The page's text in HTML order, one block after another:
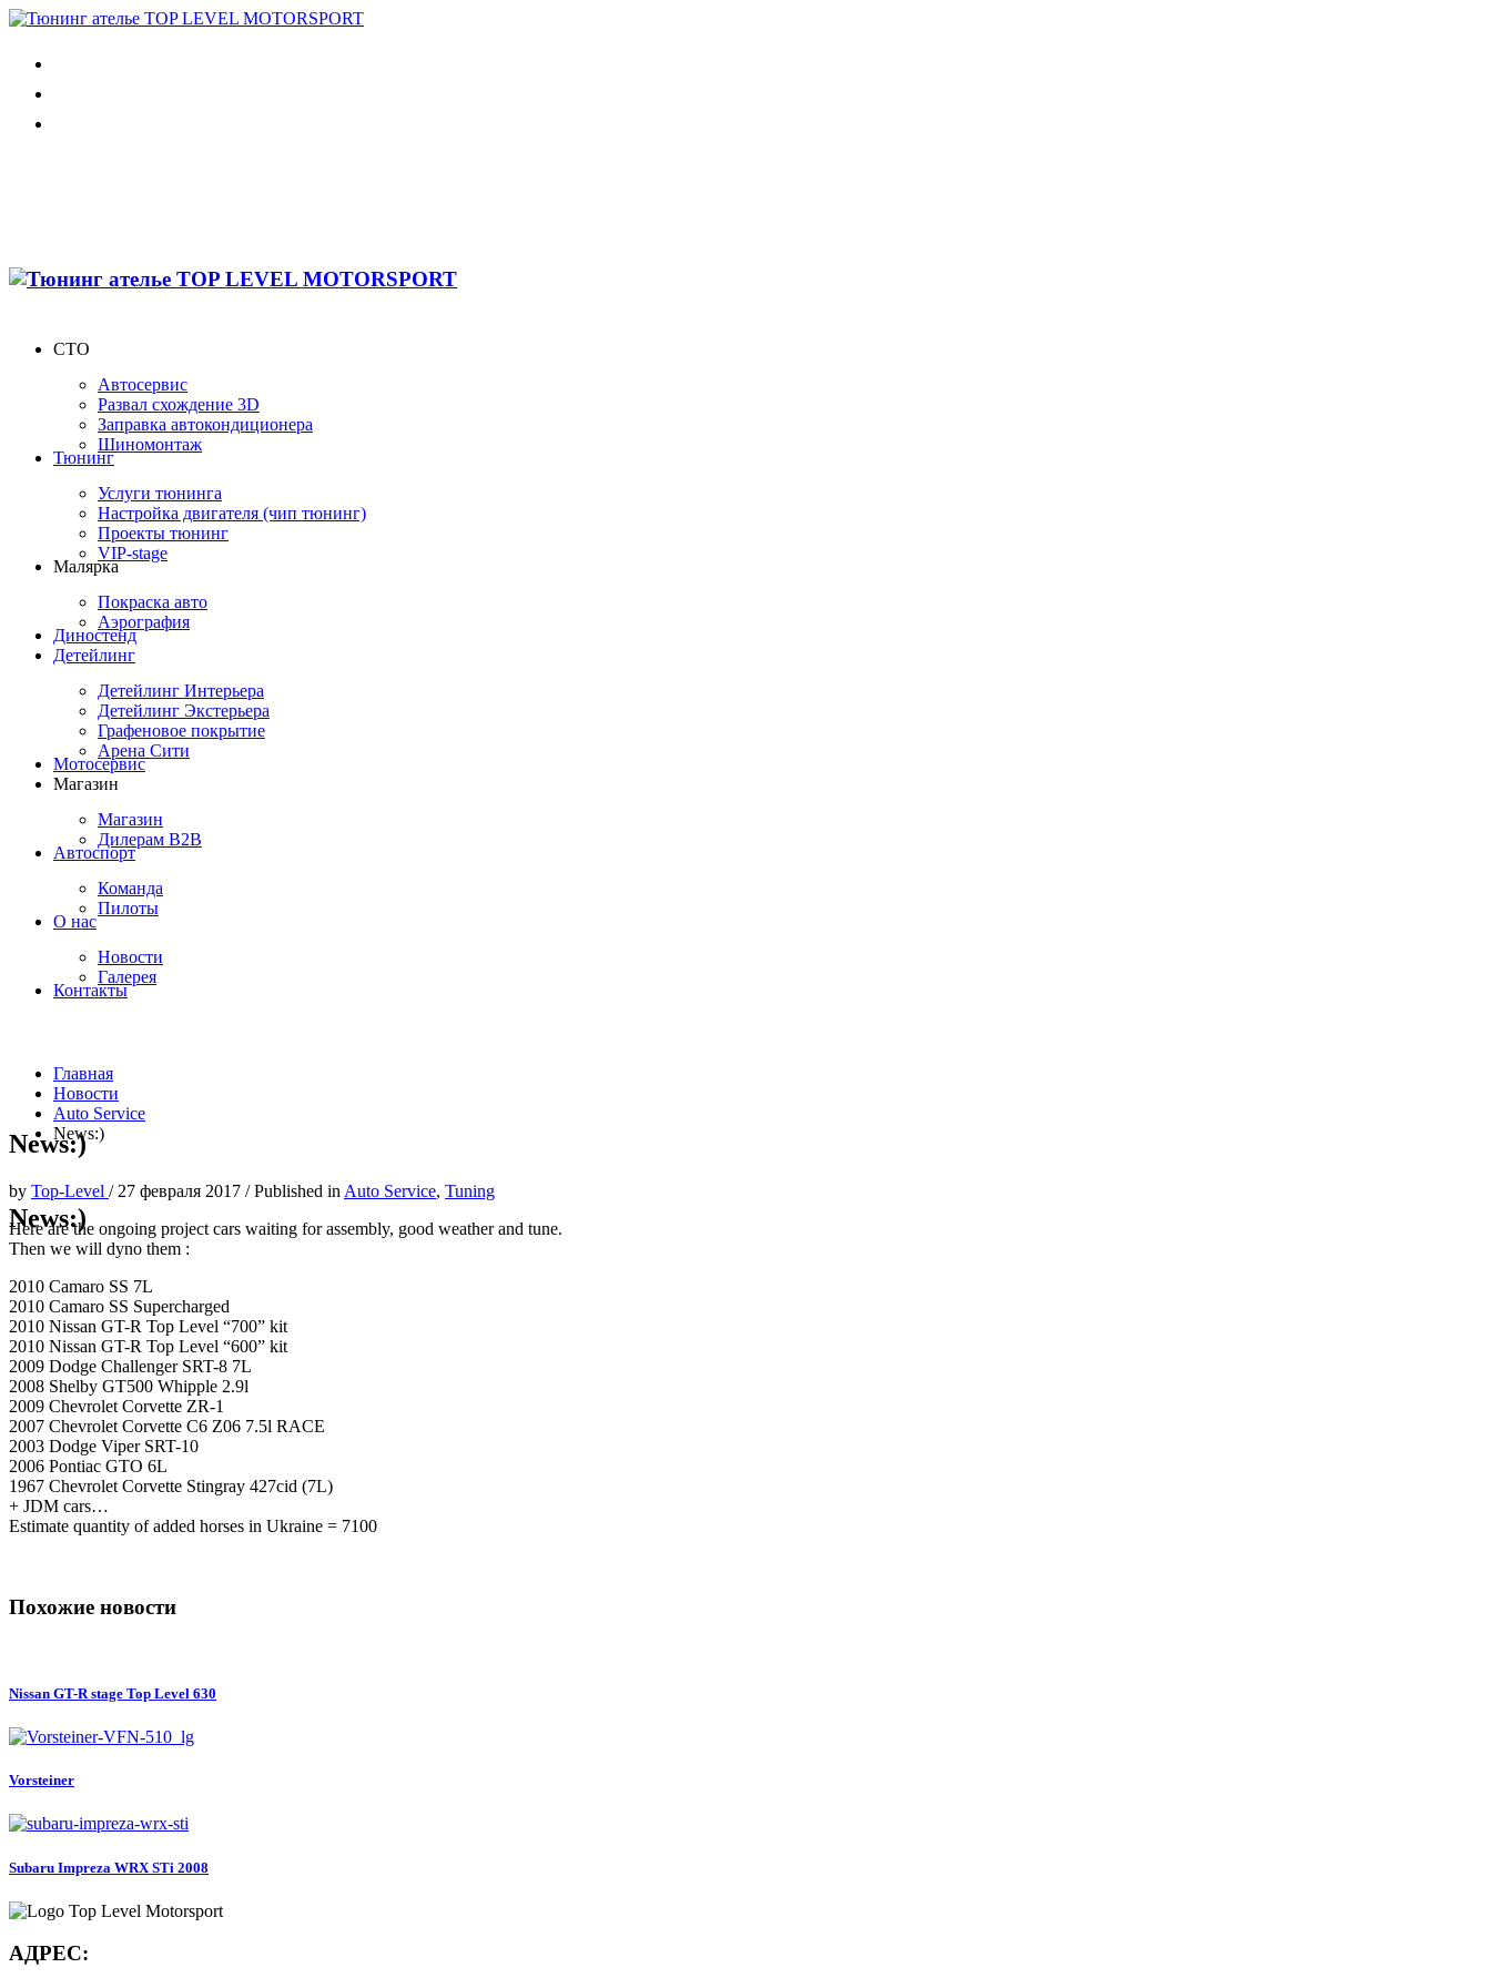
СТО
Автосервис
Развал схождение 3D
Заправка автокондиционера
Шиномонтаж
Тюнинг
Услуги тюнинга
Настройка двигателя (чип тюнинг)
Проекты тюнинг
VIP-stage
Малярка
Покраска авто
Аэрография
Диностенд
Детейлинг
Детейлинг Интерьера
Детейлинг Экстерьера
Графеновое покрытие
Арена Сити
Мотосервис
Магазин
Магазин
Дилерам B2B
Автоспорт
Команда
Пилоты
О нас
Новости
Галерея
Контакты
Главная
Новости
Auto Service
News:)
News:)
News:)
by Top-Level / 27 февраля 2017 /Published in Auto Service, Tuning
Here are the ongoing project cars waiting for assembly, good weather and tune.
Then we will dyno them :
2010 Camaro SS 7L
2010 Camaro SS Supercharged
2010 Nissan GT-R Top Level “700” kit
2010 Nissan GT-R Top Level “600” kit
2009 Dodge Challenger SRT-8 7L
2008 Shelby GT500 Whipple 2.9l
2009 Chevrolet Corvette ZR-1
2007 Chevrolet Corvette C6 Z06 7.5l RACE
2003 Dodge Viper SRT-10
2006 Pontiac GTO 6L
1967 Chevrolet Corvette Stingray 427cid (7L)
+ JDM cars…
Estimate quantity of added horses in Ukraine = 7100
Похожие новости
Nissan GT-R stage Top Level 630
Vorsteiner
Subaru Impreza WRX STi 2008
АДРЕС: